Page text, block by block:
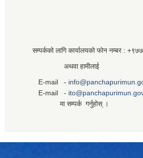
सम्पर्कको लागि कार्यालयको फोन नम्बर :
अथवा हामीलाई
E-mail -
E-mail -
मा सम्पर्क गर्नुहोस् ।